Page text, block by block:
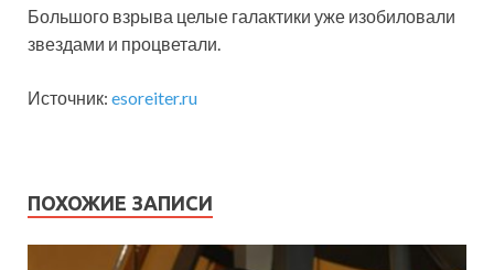
Большого взрыва целые галактики уже изобиловали
звездами и процветали.
Источник: esoreiter.ru
ПОХОЖИЕ ЗАПИСИ